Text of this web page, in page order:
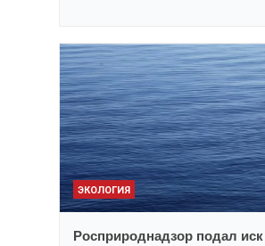
ЭКОЛОГИЯ
Росприроднадзор подал иск